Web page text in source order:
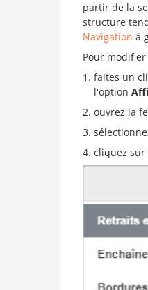
partir de la
structure
Navigation à
Pour
faites un
l'option
ouvrez la
cliquez sur